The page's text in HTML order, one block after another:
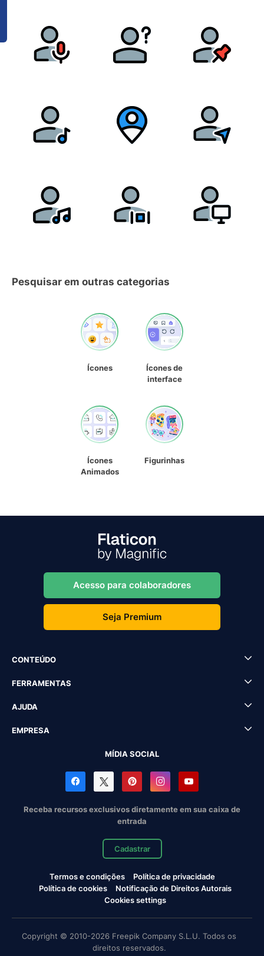
Pesquisar em outras categorias
Ícones
Ícones de
interface
Ícones
Animados
Figurinhas
Acesso para colaboradores
Seja Premium
CONTEÚDO
FERRAMENTAS
AJUDA
EMPRESA
MÍDIA SOCIAL
Receba recursos exclusivos diretamente em sua caixa de
entrada
Cadastrar
Termos e condições
Política de privacidade
Política de cookies
Notificação de Direitos Autorais
Cookies settings
Copyright © 2010-2026 Freepik Company S.L.U. Todos os
direitos reservados.